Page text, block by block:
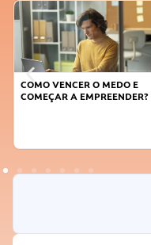
COMO VENCER O MEDO E
COMEÇAR A EMPREENDER?